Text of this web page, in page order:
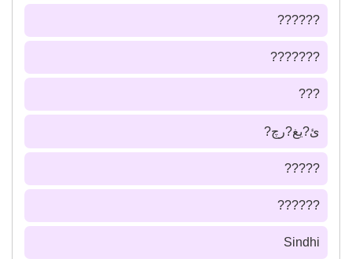
??????
???????
???
ئ?يغ?رچ?
?????
??????
Sindhi